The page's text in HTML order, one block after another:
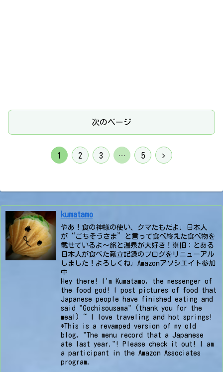
次のページ
1 2 3 … 5 次
kumatamo
やあ！食の神様の使い、クマたもだよ♩日本人
が“ごちそうさま”と言って食べ終えた食べ物を
載せているよ〜旅と温泉が大好き！※旧：とある
日本人が食べた献立記録のブログをリニューアル
しました！よろしくね♩Amazonアソシエイト参加
中
Hey there! I'm Kumatamo, the messenger of
the food god! I post pictures of food that
Japanese people have finished eating and
said "Gochisousama" (thank you for the
meal) ~ I love traveling and hot springs!
*This is a revamped version of my old
blog, "The menu record that a Japanese
ate last year."! Please check it out! I am
a participant in the Amazon Associates
program.